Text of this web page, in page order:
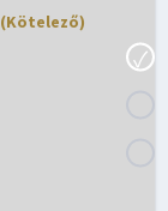
(Kötelező)